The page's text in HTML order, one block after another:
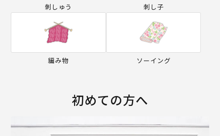
刺しゅう 刺し子
編み物 ソーイング
初めての方へ